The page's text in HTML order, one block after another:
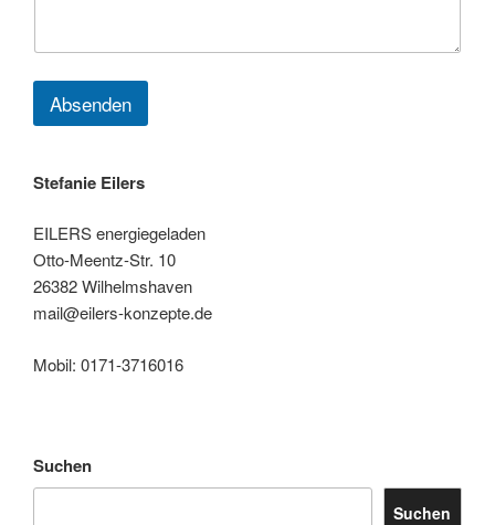
Absenden
Stefanie Eilers
EILERS energiegeladen
Otto-Meentz-Str. 10
26382 Wilhelmshaven
mail@eilers-konzepte.de
Mobil: 0171-3716016
Suchen
Suchen